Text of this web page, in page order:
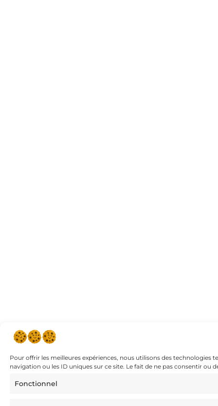
Pour offrir les meilleures expériences, nous utilisons des
navigation ou les ID uniques sur ce site. Le fait de ne pas consentir
Fonctionnel